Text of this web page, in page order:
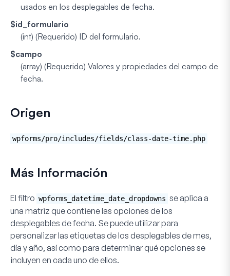
usados en los desplegables de fecha.
$id_formulario
(int) (Requerido) ID del formulario.
$campo
(array) (Requerido) Valores y propiedades del campo de
fecha.
Origen
wpforms/pro/includes/fields/class-date-time.php
Más Información
El filtro wpforms_datetime_date_dropdowns se aplica a
una matriz que contiene las opciones de los
desplegables de fecha. Se puede utilizar para
personalizar las etiquetas de los desplegables de mes,
día y año, así como para determinar qué opciones se
incluyen en cada uno de ellos.